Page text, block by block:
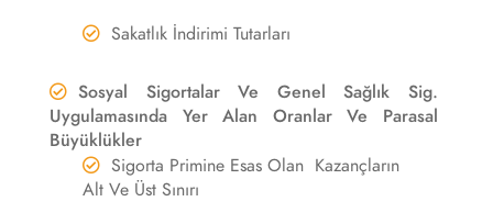
Sakatlık İndirimi Tutarları
Sosyal Sigortalar Ve Genel Sağlık Sig.
Uygulamasında Yer Alan Oranlar Ve Parasal
Büyüklükler
Sigorta Primine Esas Olan Kazançların
Alt Ve Üst Sınırı